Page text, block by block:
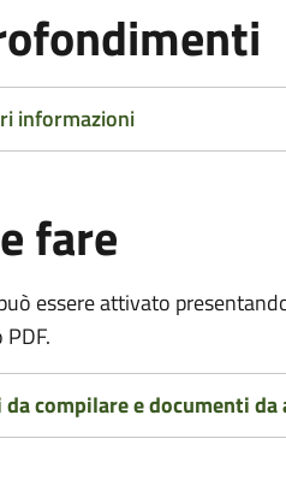
informazioni
fare
essere attivato
compilare e documenti da